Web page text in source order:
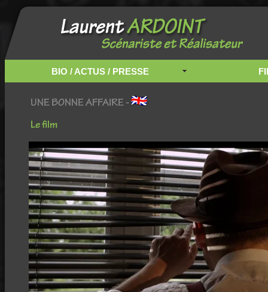
BIO / ACTUS / PRESSE
UNE BONNE AFFAIRE -
Le film